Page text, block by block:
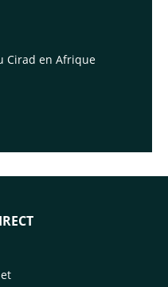
Cirad en Afrique